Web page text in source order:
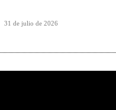
31 de julio de 2026